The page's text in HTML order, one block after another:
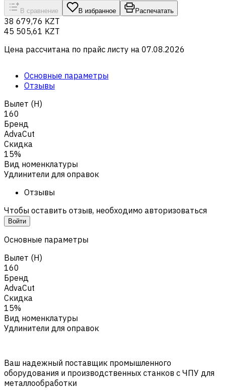
В сравнение В избранное Распечатать
38 679,76 KZT
45 505,61 KZT
Цена рассчитана по прайс листу на 07.08.2026
Основные параметры
Отзывы
Вылет (H)
160
Бренд
AdvaCut
Скидка
15%
Вид номенклатуры
Удлинители для оправок
Отзывы
Чтобы оставить отзыв, необходимо авторизоваться
Войти
Основные параметры
Вылет (H)
160
Бренд
AdvaCut
Скидка
15%
Вид номенклатуры
Удлинители для оправок
Ваш надежный поставщик промышленного
оборудования и производственных станков с ЧПУ для
металлообработки